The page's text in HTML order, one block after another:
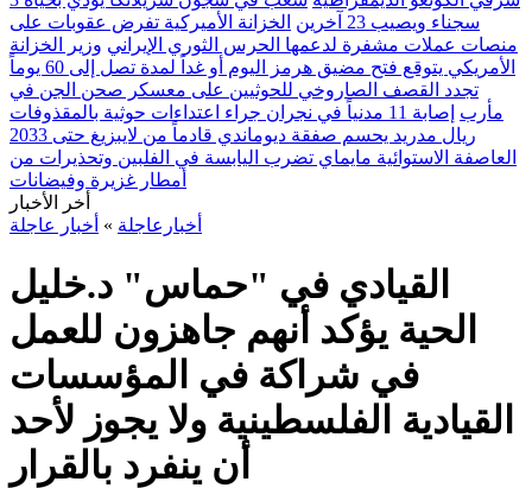
سجناء ويصيب 23 آخرين
الخزانة الأميركية تفرض عقوبات على
منصات عملات مشفرة لدعمها الحرس الثوري الإيراني وزير الخزانة
الأمريكي يتوقع فتح مضيق هرمز اليوم أو غداً لمدة تصل إلى 60 يوماً
تجدد القصف الصاروخي للحوثيين على معسكر صحن الجن في
مأرب إصابة 11 مدنياً في نجران جراء اعتداءات حوثية بالمقذوفات
ريال مدريد يحسم صفقة ديوماندي قادماً من لايبزيغ حتى 2033
العاصفة الاستوائية مايماي تضرب اليابسة في الفلبين وتحذيرات من
أمطار غزيرة وفيضانات
أخر الأخبار
أخبارعاجلة » أخبار عاجلة
القيادي في "حماس" د.خليل
الحية يؤكد أنهم جاهزون للعمل
في شراكة في المؤسسات
القيادية الفلسطينية ولا يجوز لأحد
أن ينفرد بالقرار